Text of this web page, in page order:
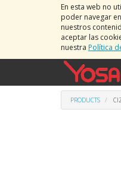
En esta web no
poder navegar
nuestros
aceptar las
nuestra Política
PRODUCTS